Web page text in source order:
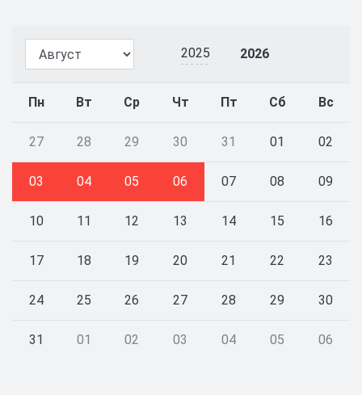
2025 2026
Пн Вт Ср Чт Пт Сб Вс
27 28 29 30 31 01 02
03 04 05 06 07 08 09
10 11 12 13 14 15 16
17 18 19 20 21 22 23
24 25 26 27 28 29 30
31 01 02 03 04 05 06